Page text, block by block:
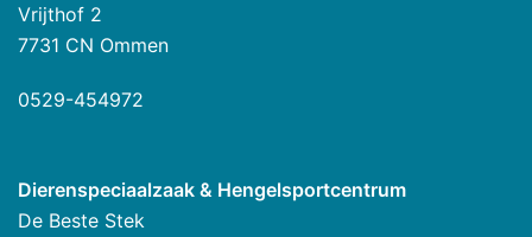
Vrijthof 2
7731 CN Ommen
0529-454972
Dierenspeciaalzaak & Hengelsportcentrum
De Beste Stek